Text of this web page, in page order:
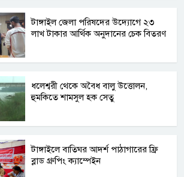
টাঙ্গাইল জেলা পরিষদের উদ্যোগে ২৩
লাখ টাকার আর্থিক অনুদানের চেক বিতরণ
ধলেশ্বরী থেকে অবৈধ বালু উত্তোলন,
হুমকিতে শামসুল হক সেতু
টাঙ্গাইলে বাতিঘর আদর্শ পাঠাগারের ফ্রি
ব্লাড গ্রুপিং ক্যাম্পেইন